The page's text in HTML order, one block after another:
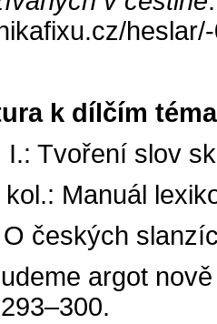
k dílčím
I.: Tvoření slov
Manuál
českých
argot